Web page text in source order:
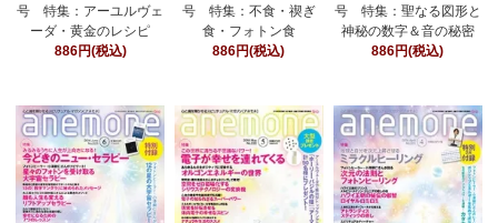
号 特集：アーユルヴェ
ーダ・黄金のレシピ
886円(税込)
号 特集：不食・禊ぎ
食・フォトン食
886円(税込)
号 特集：聖なる図形と
神秘の数字＆音の秘密
886円(税込)